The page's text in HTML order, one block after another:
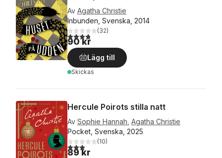
Av Agatha Christie
Inbunden, Svenska, 2014
3,8utav 5 stjärnor. Totalt antal röster:
(32)
90 kr
Lägg till
Skickas
Hercule Poirots stilla natt
Av Sophie Hannah Agatha Christie
Pocket, Svenska, 2025
3,0utav 5 stjärnor. Totalt antal röster:
(10)
89 kr